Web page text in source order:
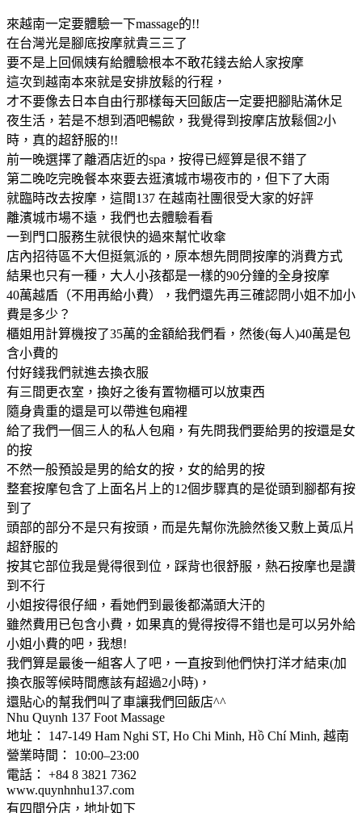
來越南一定要體驗一下massage的!!
在台灣光是腳底按摩就貴三三了
要不是上回佩姨有給體驗根本不敢花錢去給人家按摩
這次到越南本來就是安排放鬆的行程，
才不要像去日本自由行那樣每天回飯店一定要把腳貼滿休足
夜生活，若是不想到酒吧暢飲，我覺得到按摩店放鬆個2小
時，真的超舒服的!!
前一晚選擇了離酒店近的spa，按得已經算是很不錯了
第二晚吃完晚餐本來要去逛濱城市場夜市的，但下了大雨
就臨時改去按摩，這間137 在越南社團很受大家的好評
離濱城市場不遠，我們也去體驗看看
一到門口服務生就很快的過來幫忙收傘
店內招待區不大但挺氣派的，原本想先問問按摩的消費方式
結果也只有一種，大人小孩都是一樣的90分鐘的全身按摩
40萬越盾（不用再給小費），我們還先再三確認問小姐不加小
費是多少？
櫃姐用計算機按了35萬的金額給我們看，然後(每人)40萬是包
含小費的
付好錢我們就進去換衣服
有三間更衣室，換好之後有置物櫃可以放東西
隨身貴重的還是可以帶進包廂裡
給了我們一個三人的私人包廂，有先問我們要給男的按還是女
的按
不然一般預設是男的給女的按，女的給男的按
整套按摩包含了上面名片上的12個步驟真的是從頭到腳都有按
到了
頭部的部分不是只有按頭，而是先幫你洗臉然後又敷上黃瓜片
超舒服的
按其它部位我是覺得很到位，踩背也很舒服，熱石按摩也是讚
到不行
小姐按得很仔細，看她們到最後都滿頭大汗的
雖然費用已包含小費，如果真的覺得按得不錯也是可以另外給
小姐小費的吧，我想!
我們算是最後一組客人了吧，一直按到他們快打洋才結束(加
換衣服等候時間應該有超過2小時)，
還貼心的幫我們叫了車讓我們回飯店^^
Nhu Quynh 137 Foot Massage
地址： 147-149 Ham Nghi ST, Ho Chi Minh, Hồ Chí Minh, 越南
營業時間： 10:00–23:00
電話： +84 8 3821 7362
www.quynhnhu137.com
有四間分店，地址如下